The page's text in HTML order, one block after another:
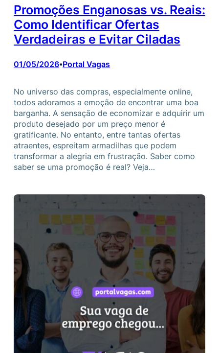
Promoções Enganosas vs. Reais:
Como Identificar Ofertas
Verdadeiras e Evitar Ciladas
01/05/2026•Portal Vagas
No universo das compras, especialmente online,
todos adoramos a emoção de encontrar uma boa
barganha. A sensação de economizar e adquirir um
produto desejado por um preço menor é
gratificante. No entanto, entre tantas ofertas
atraentes, espreitam armadilhas que podem
transformar a alegria em frustração. Saber como
saber se uma promoção é real? Veja…